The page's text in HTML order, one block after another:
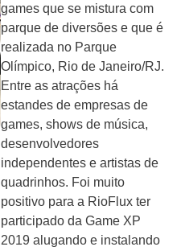
games que se mistura com
parque de diversões e que é
realizada no Parque
Olímpico, Rio de Janeiro/RJ.
Entre as atrações há
estandes de empresas de
games, shows de música,
desenvolvedores
independentes e artistas de
quadrinhos. Foi muito
positivo para a RioFlux ter
participado da Game XP
2019 alugando e instalando